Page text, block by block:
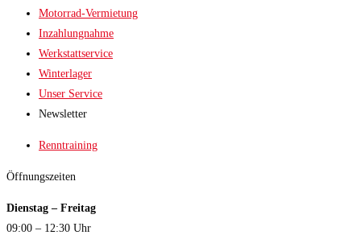
Motorrad-Vermietung
Inzahlungnahme
Werkstattservice
Winterlager
Unser Service
Newsletter
Renntraining
Öffnungszeiten
Dienstag – Freitag
09:00 – 12:30 Uhr